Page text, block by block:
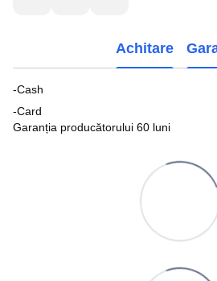
Achitare
-Cash
-Card
Garanția producătorului 60 luni